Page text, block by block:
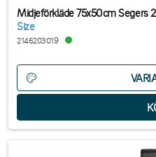
Midjeförkläde 75x50cm Segers
Size
2146203019